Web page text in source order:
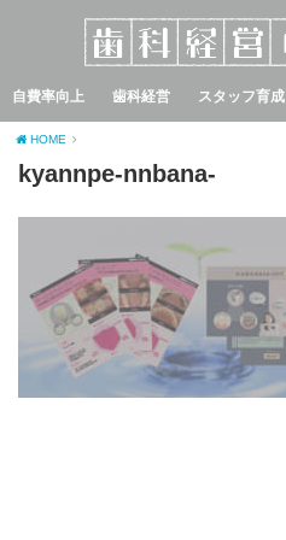
自費率向上 歯科経営 スタッフ育成
HOME
kyannpe-nnbana-